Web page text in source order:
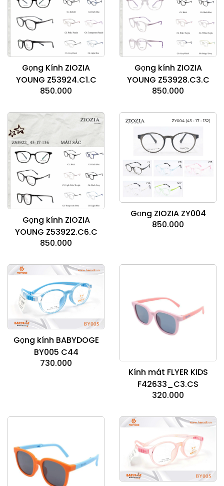
Gọng Kính ZIOZIA
YOUNG Z53924.C1.C
850.000
Gọng kính ZIOZIA
YOUNG Z53928.C3.C
850.000
Gọng kính ZIOZIA
YOUNG Z53922.C6.C
850.000
Gọng ZIOZIA ZY004
850.000
Gọng kính BABYDOGE
BY005 C44
730.000
Kính mát FLYER KIDS
F42633_C3.CS
320.000